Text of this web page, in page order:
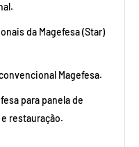
da Magefesa (Star)
Magefesa.
para panela de
restauração.